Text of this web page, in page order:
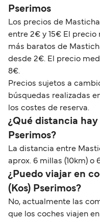
Pserimos
Los precios de
entre 2€ y 15€ El precio
más baratos de
desde 2€. El precio
8€.
Precios sujetos a
búsquedas realizadas
los costes de reserva.
¿Qué distancia
Pserimos?
La distancia entre
aprox. 6 millas (10km) o
¿Puedo viajar en
(Kos) Pserimos?
No, actualmente las
que los coches viajen